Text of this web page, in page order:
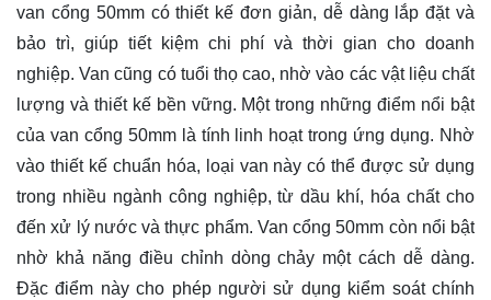
van cổng 50mm có thiết kế đơn giản, dễ dàng lắp đặt và
bảo trì, giúp tiết kiệm chi phí và thời gian cho doanh
nghiệp. Van cũng có tuổi thọ cao, nhờ vào các vật liệu chất
lượng và thiết kế bền vững. Một trong những điểm nổi bật
của van cổng 50mm là tính linh hoạt trong ứng dụng. Nhờ
vào thiết kế chuẩn hóa, loại van này có thể được sử dụng
trong nhiều ngành công nghiệp, từ dầu khí, hóa chất cho
đến xử lý nước và thực phẩm. Van cổng 50mm còn nổi bật
nhờ khả năng điều chỉnh dòng chảy một cách dễ dàng.
Đặc điểm này cho phép người sử dụng kiểm soát chính